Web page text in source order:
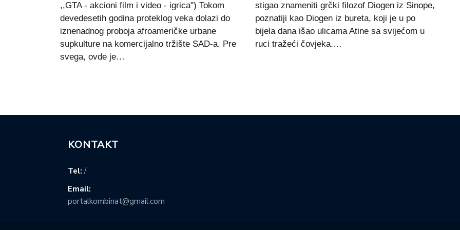
,,GTA - akcioni film i video - igrica") Tokom
devedesetih godina proteklog veka dolazi do
iznenadnog proboja afroameričke urbane
supkulture na komercijalno tržište SAD-a. Pre
svega, ovde je…
stigao znameniti grčki filozof Diogen iz Sinope,
poznatiji kao Diogen iz bureta, koji je u po
bijela dana išao ulicama Atine sa svijećom u
ruci tražeći čovjeka.…
KONTAKT
Tel: /
Email:
portalkombinat@gmail.com